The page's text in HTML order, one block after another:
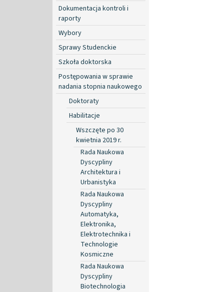
Dokumentacja kontroli i
raporty
Wybory
Sprawy Studenckie
Szkoła doktorska
Postępowania w sprawie
nadania stopnia naukowego
Doktoraty
Habilitacje
Wszczęte po 30
kwietnia 2019 r.
Rada Naukowa
Dyscypliny
Architektura i
Urbanistyka
Rada Naukowa
Dyscypliny
Automatyka,
Elektronika,
Elektrotechnika i
Technologie
Kosmiczne
Rada Naukowa
Dyscypliny
Biotechnologia